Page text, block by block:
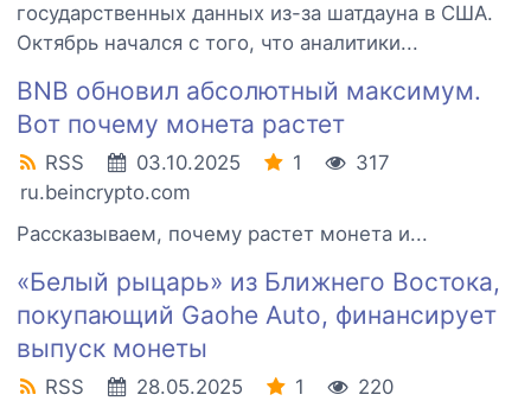
государственных данных из-за шатдауна в США.
Октябрь начался с того, что аналитики...
BNB обновил абсолютный максимум.
Вот почему монета растет
RSS 03.10.2025 1
317
ru.beincrypto.com
Рассказываем, почему растет монета и...
«Белый рыцарь» из Ближнего Востока,
покупающий Gaohe Auto, финансирует
выпуск монеты
RSS 28.05.2025 1
220